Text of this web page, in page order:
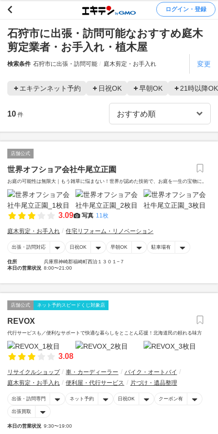
ログイン・登録
石狩市に出張・訪問可能なおすすめ庭木
剪定業者・お手入れ・植木屋
検索条件 石狩市に出張・訪問可能 庭木剪定・お手入れ 変更
エキテンネット予約 日祝OK 早朝OK 21時以降OK
10 件
店舗公式
世界オフショア会社牛尾立正園
お庭の可能性は無限大｜もう雑草に悩まない！世界が認めた技術で、お庭を一生の宝物に。
3.09 写真 11枚
庭木剪定・お手入れ 住宅リフォーム・リノベーション
出張・訪問対応 日祝OK 早朝OK 駐車場有
住所
兵庫県神崎郡福崎町西治１３０１−７
本日の営業状況 8:00〜21:00
店舗公式 ネット予約スピードくじ対象店
REVOX
代行サービスも／便利なサポートで快適な暮らしをとことん応援！北海道民の頼れる味方
3.08
リサイクルショップ 車・カーディーラー
バイク・オートバイ
庭木剪定・お手入れ
便利屋・代行サービス 片づけ・遺品整理
出張・訪問専門 ネット予約 日祝OK クーポン有
出張買取
本日の営業状況 9:30〜19:00